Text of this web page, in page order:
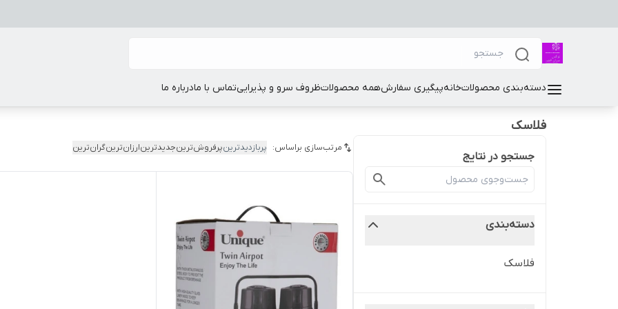
دسته‌بندی محصولاتخانهپیگیری سفارشهمه محصولاتظروف سرو و پذیراییتماس با مادرباره ما
فلاسک
جستجو در نتایج
دسته‌بندی
فلاسک
مرتب‌سازی براساس: پربازدیدترینپرفروش‌ترینجدیدترینارزان‌ترینگران‌ترین